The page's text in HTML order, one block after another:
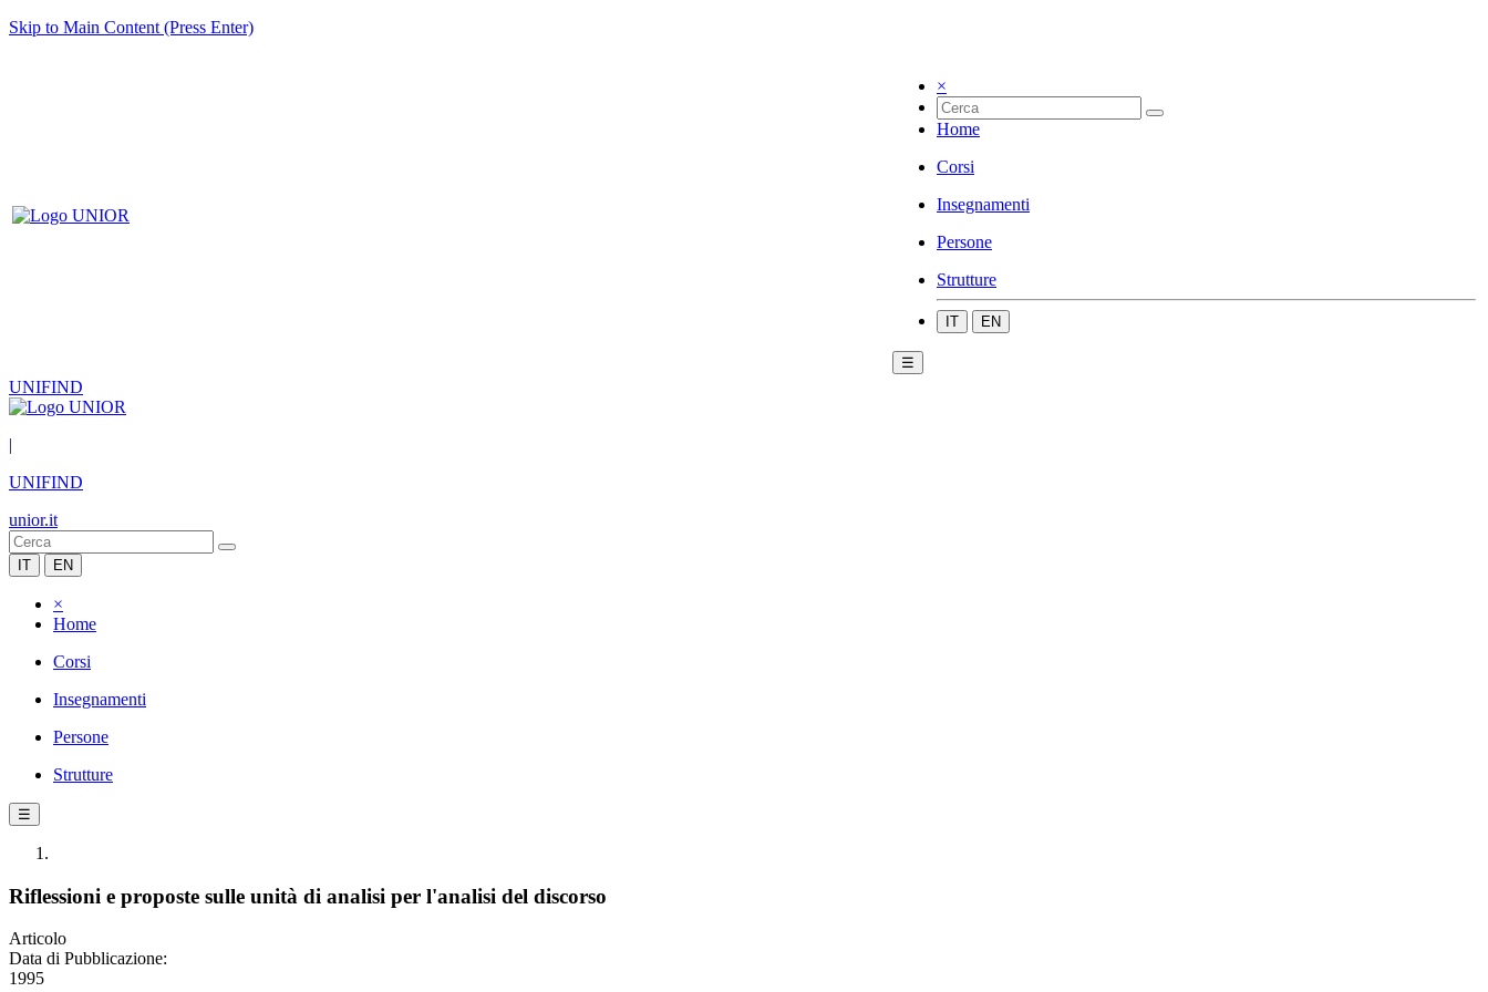
Skip to Main Content (Press Enter)
×
Home
Corsi
Insegnamenti
Persone
Strutture
IT EN
☰
UNIFIND
|
UNIFIND
unior.it
IT EN
×
Home
Corsi
Insegnamenti
Persone
Strutture
☰
Riflessioni e proposte sulle unità di analisi per l'analisi del discorso
Articolo
Data di Pubblicazione:
1995